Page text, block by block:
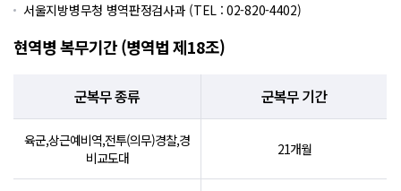
서울지방병무청 병역판정검사과 (TEL : 02-820-4402)
현역병 복무기간 (병역법 제18조)
군복무 종류 군복무 기간
육군,상근예비역,전투(의무)경찰,경
비교도대
21개월